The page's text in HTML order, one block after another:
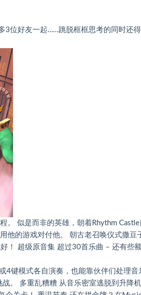
3位好友一起……跳脱框框思考的同时还
。 似是而非的英雄，朝着Rhythm Castle
他的游戏对付他。 朝古老召唤仪式撒豆
！ 超级原音集 超过30首乐曲 – 还有些
4键模式各自演奏，也能靠伙伴们处理音
。 多重乱糟糟 从音乐密室逃脱到升降